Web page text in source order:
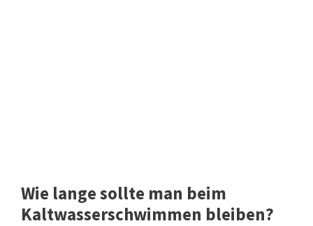
Wie lange sollte man beim
Kaltwasserschwimmen bleiben?